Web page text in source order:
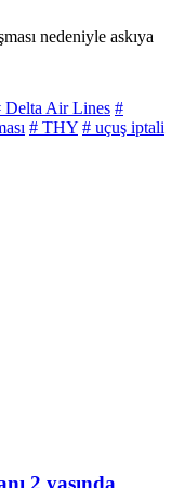
nedeniyle askıya
Delta Air Lines #
# THY # uçuş iptali
2 yaşında